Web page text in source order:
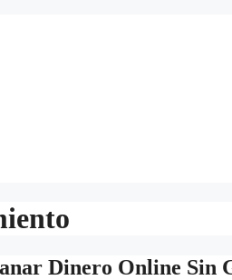
Dinero Online Sin